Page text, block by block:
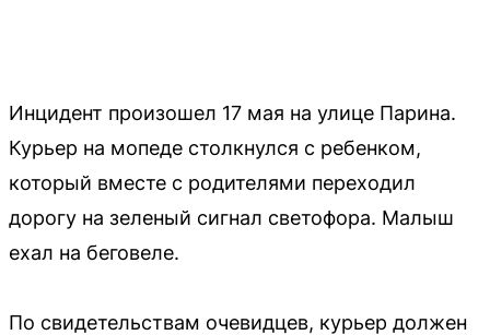
Инцидент произошел 17 мая на улице Парина.
Курьер на мопеде столкнулся с ребенком,
который вместе с родителями переходил
дорогу на зеленый сигнал светофора. Малыш
ехал на беговеле.
По свидетельствам очевидцев, курьер должен